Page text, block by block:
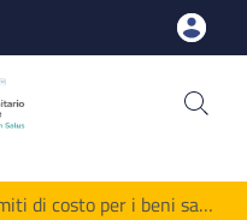
di costo per i beni sa…